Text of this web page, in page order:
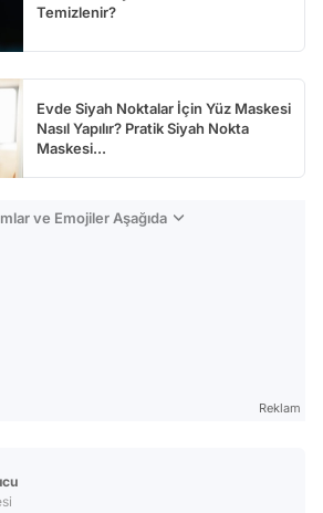
Temizlenir?
Evde Siyah Noktalar İçin Yüz Maskesi
Nasıl Yapılır? Pratik Siyah Nokta
Maskesi...
ve Emojiler Aşağıda
Reklam